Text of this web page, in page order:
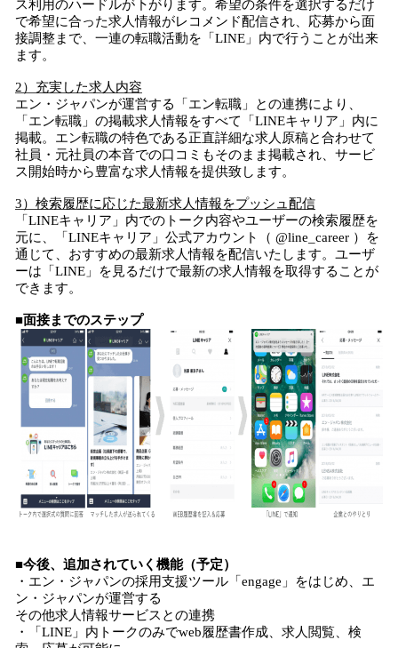
ス利用のハードルが下がります。希望の条件を選択するだけ
で希望に合った求人情報がレコメンド配信され、応募から面
接調整まで、一連の転職活動を「LINE」内で行うことが出来
ます。
2）充実した求人内容
エン・ジャパンが運営する「エン転職」との連携により、
「エン転職」の掲載求人情報をすべて「LINEキャリア」内に
掲載。エン転職の特色である正直詳細な求人原稿と合わせて
社員・元社員の本音での口コミもそのまま掲載され、サービ
ス開始時から豊富な求人情報を提供致します。
3）検索履歴に応じた最新求人情報をプッシュ配信
「LINEキャリア」内でのトーク内容やユーザーの検索履歴を
元に、「LINEキャリア」公式アカウント（ @line_career ）を
通じて、おすすめの最新求人情報を配信いたします。ユーザ
ーは「LINE」を見るだけで最新の求人情報を取得することが
できます。
■面接までのステップ
■今後、追加されていく機能（予定）
・エン・ジャパンの採用支援ツール「engage」をはじめ、エ
ン・ジャパンが運営する
その他求人情報サービスとの連携
・「LINE」内トークのみでweb履歴書作成、求人閲覧、検